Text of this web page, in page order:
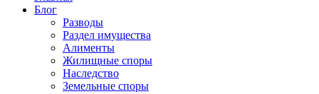
Блог
Разводы
Раздел имущества
Алименты
Жилищные споры
Наследство
Земельные споры